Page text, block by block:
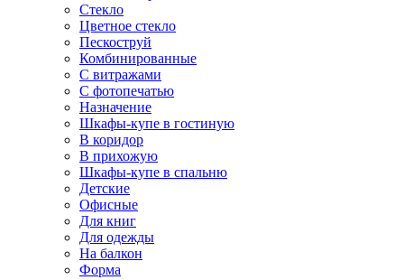
Стекло
Цветное стекло
Пескоструй
Комбинированные
С витражами
С фотопечатью
Назначение
Шкафы-купе в гостиную
В коридор
В прихожую
Шкафы-купе в спальню
Детские
Офисные
Для книг
Для одежды
На балкон
Форма